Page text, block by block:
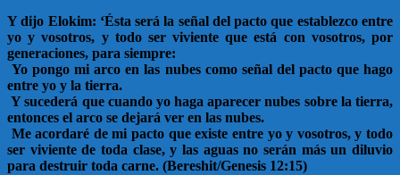
Y dijo Elokim: ‘Ésta será la señal del pacto que establezco entre
yo y vosotros, y todo ser viviente que está con vosotros, por
generaciones, para siempre:
Yo pongo mi arco en las nubes como señal del pacto que hago
entre yo y la tierra.
Y sucederá que cuando yo haga aparecer nubes sobre la tierra,
entonces el arco se dejará ver en las nubes.
Me acordaré de mi pacto que existe entre yo y vosotros, y todo
ser viviente de toda clase, y las aguas no serán más un diluvio
para destruir toda carne. (Bereshit/Genesis 12:15)